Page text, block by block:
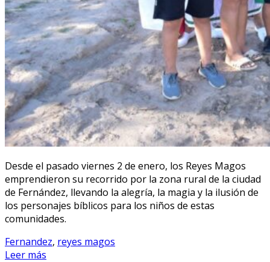
Desde el pasado viernes 2 de enero, los Reyes Magos
emprendieron su recorrido por la zona rural de la ciudad
de Fernández, llevando la alegría, la magia y la ilusión de
los personajes bíblicos para los niños de estas
comunidades.
Fernandez, reyes magos
Leer más